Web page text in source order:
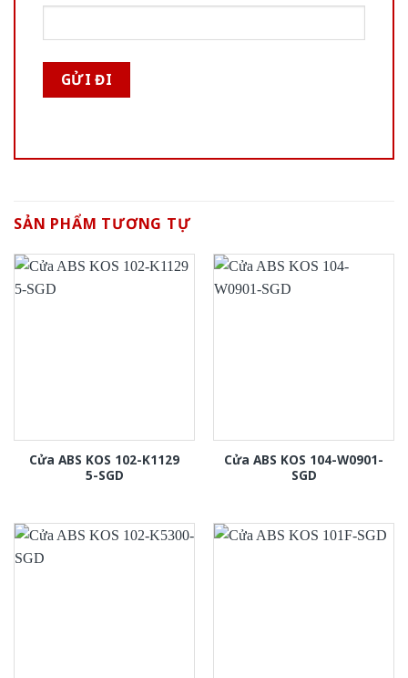
SẢN PHẨM TƯƠNG TỰ
Cửa ABS KOS 102-K1129
5-SGD
Cửa ABS KOS 104-W0901-
SGD